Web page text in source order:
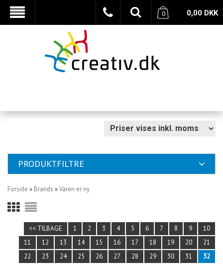
0,00 DKK
0
PRODUKTFILTRE
Forside » Brands »Varen er ny
<< TILBAGE 1 2 3 4 5 6 7 8 9
10
11
12 13 14 15 16 17 18 19 20
21
22
23 24 25 26 27 28 29 30 31
32